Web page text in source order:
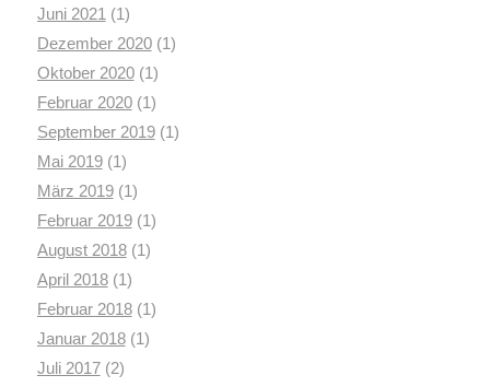
Juni 2021 (1)
Dezember 2020(1)
Oktober 2020(1)
Februar 2020(1)
September 2019(1)
Mai 2019(1)
März 2019(1)
Februar 2019(1)
August 2018(1)
April 2018(1)
Februar 2018(1)
Januar 2018(1)
Juli 2017(2)